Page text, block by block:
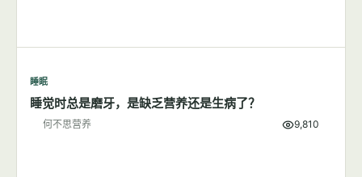
睡眠
睡觉时总是磨牙，是缺乏营养还是生病了？
何不思营养 9,810